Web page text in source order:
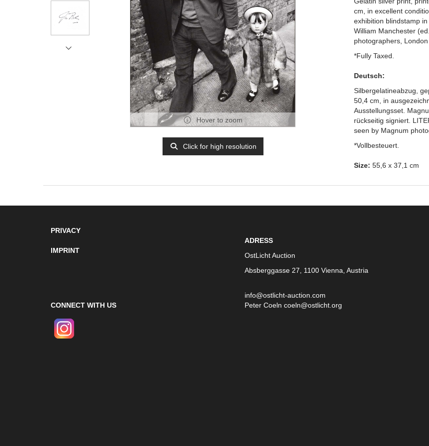
Hover to zoom
Click for high resolution
cm, in excellent
exhibition blindstamp
William Manchester
photographers, London
*Fully Taxed.
Deutsch:
Silbergelatineabzug,
50,4 cm, in
Ausstellungsset.
rückseitig signiert.
seen by Magnum
*Vollbesteuert.
Size: 55,6 x 37,1 cm
PRIVACY
IMPRINT
CONNECT WITH US
ADRESS
OstLicht Auction
Absberggasse 27, 1100 Vienna, Austria
info@ostlicht-auction.com
Peter Coeln coeln@ostlicht.org